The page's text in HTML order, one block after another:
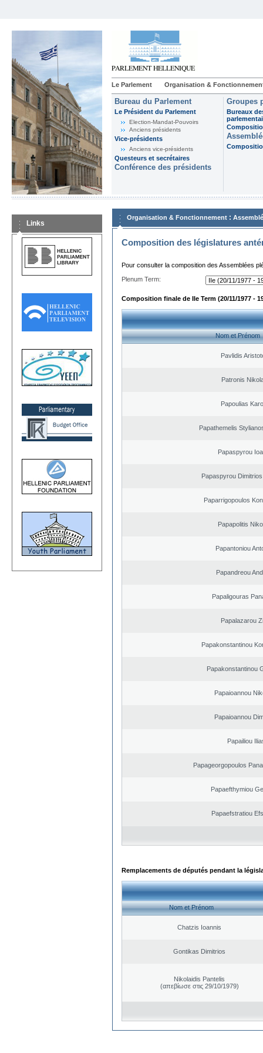
Le Parlement Organisation &
Bureau du Parlement
Le Président du Parlement
Election-Mandat-Pouvoirs
Anciens présidents
Vice-présidents
Anciens vice-présidents
Questeurs et secrétaires
Conférence des présidents
Groupes
Bureaux
Links
Organisation & Fonctionnement :
Composition des législatures
Pour consulter la composition des Assemblées
Plenum Term:
Composition finale de IIe Term (20/11/1977 -
Nom et Prénom
Pavlidis
Patronis
Papoulias
Papathemelis
Papaspyrou
Papaspyrou
Paparrigopoulos
Papapolitis
Papantoniou
Papandreou
Papaligouras
Papalazarou
Papakonstantinou
Papakonstantinou
Papaioannou
Papaioannou
Papailiou
Papageorgopoulos
Papaefthymiou
Papaefstratiou
Remplacements de députés pendant la
Nom et Prénom
Chatzis Ioannis
Gontikas Dimitrios
Nikolaidis Pantelis
(απεβίωσε στις 29/10/1979)